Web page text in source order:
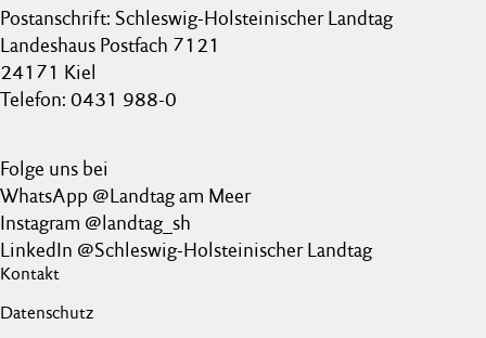
Postanschrift: Schleswig-Holsteinischer Landtag
Landeshaus Postfach 7121
24171 Kiel
Telefon: 0431 988-0
Folge uns bei
WhatsApp @Landtag am Meer
Instagram @landtag_sh
LinkedIn @Schleswig-Holsteinischer Landtag
Kontakt
Datenschutz